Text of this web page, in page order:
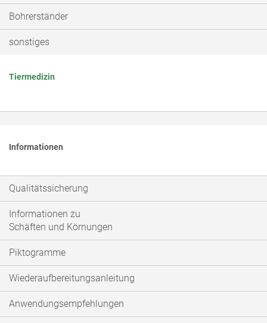
Bohrerständer
sonstiges
Tiermedizin
Informationen
Qualitätssicherung
Informationen zu
Schäften und Körnungen
Piktogramme
Wiederaufbereitungsanleitung
Anwendungsempfehlungen